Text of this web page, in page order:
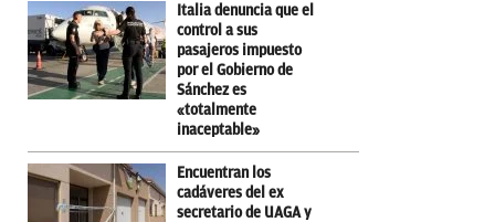
Italia denuncia que el
control a sus
pasajeros impuesto
por el Gobierno de
Sánchez es
«totalmente
inaceptable»
Encuentran los
cadáveres del ex
secretario de UAGA y